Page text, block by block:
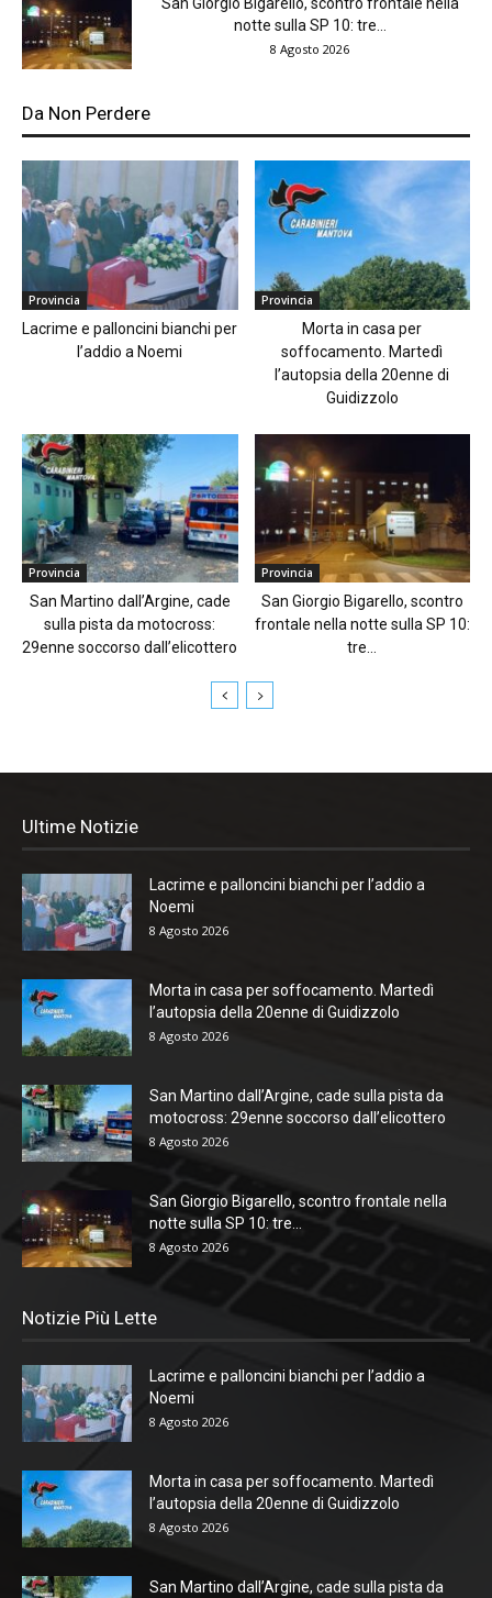
San Giorgio Bigarello, scontro frontale nella
notte sulla SP 10: tre...
8 Agosto 2026
Da Non Perdere
Provincia
Lacrime e palloncini bianchi per
l’addio a Noemi
Provincia
Morta in casa per
soffocamento. Martedì
l’autopsia della 20enne di
Guidizzolo
Provincia
San Martino dall’Argine, cade
sulla pista da motocross:
29enne soccorso dall’elicottero
Provincia
San Giorgio Bigarello, scontro
frontale nella notte sulla SP 10:
tre...
Ultime Notizie
Lacrime e palloncini bianchi per l’addio a
Noemi
8 Agosto 2026
Morta in casa per soffocamento. Martedì
l’autopsia della 20enne di Guidizzolo
8 Agosto 2026
San Martino dall’Argine, cade sulla pista da
motocross: 29enne soccorso dall’elicottero
8 Agosto 2026
San Giorgio Bigarello, scontro frontale nella
notte sulla SP 10: tre...
8 Agosto 2026
Notizie Più Lette
Lacrime e palloncini bianchi per l’addio a
Noemi
8 Agosto 2026
Morta in casa per soffocamento. Martedì
l’autopsia della 20enne di Guidizzolo
8 Agosto 2026
San Martino dall’Argine, cade sulla pista da